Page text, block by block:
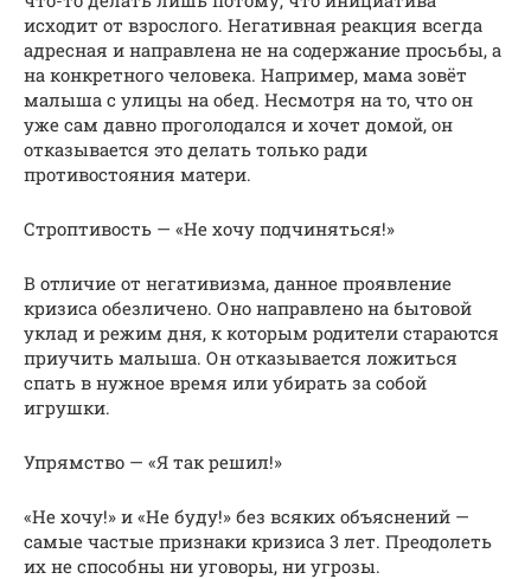
исходит от взрослого. Негативная реакция всегда
адресная и направлена не на содержание просьбы, а
на конкретного человека. Например, мама зовёт
малыша с улицы на обед. Несмотря на то, что он
уже сам давно проголодался и хочет домой, он
отказывается это делать только ради
противостояния матери.
Строптивость — «Не хочу подчиняться!»
В отличие от негативизма, данное проявление
кризиса обезличено. Оно направлено на бытовой
уклад и режим дня, к которым родители стараются
приучить малыша. Он отказывается ложиться
спать в нужное время или убирать за собой
игрушки.
Упрямство — «Я так решил!»
«Не хочу!» и «Не буду!» без всяких объяснений —
самые частые признаки кризиса 3 лет. Преодолеть
их не способны ни уговоры, ни угрозы.